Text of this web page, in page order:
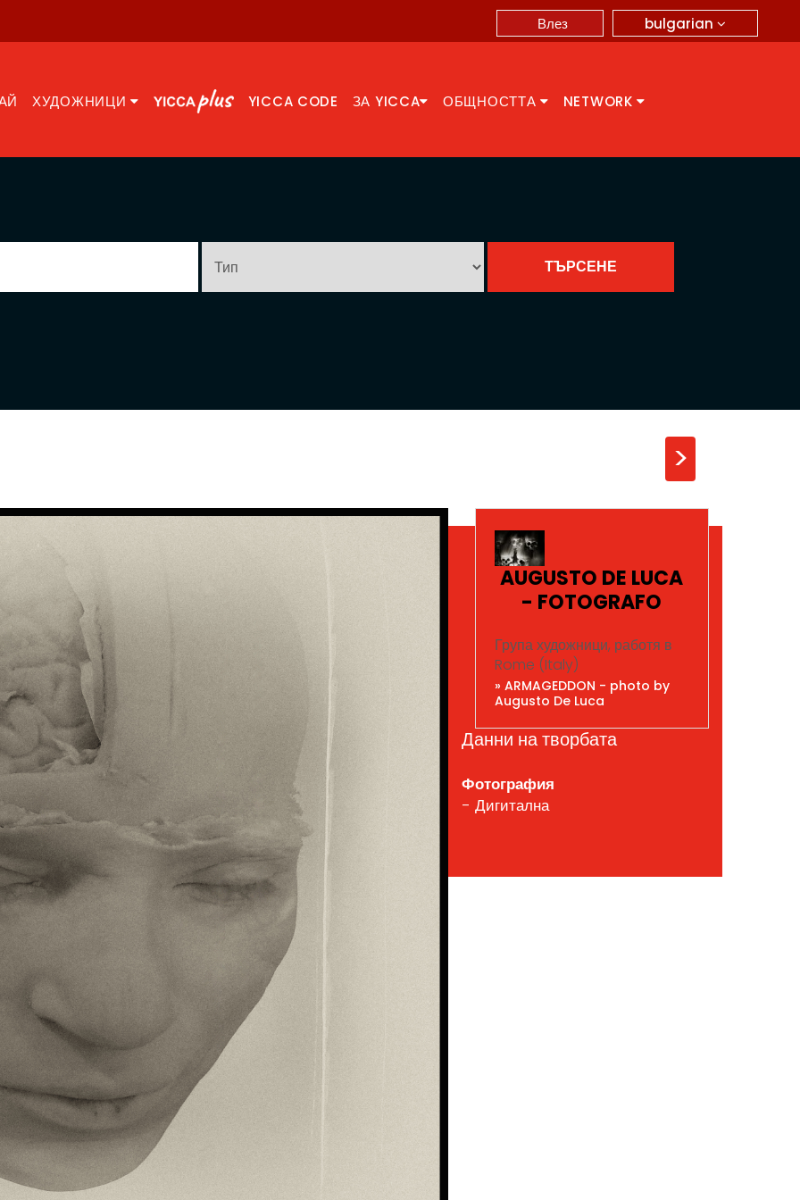
bulgarian
Влез
ХУДОЖНИЦИ YICCA CODE ЗА YICCA ОБЩНОСТТА NETWORK
>
AUGUSTO DE LUCA
- FOTOGRAFO
Група художници, работя в
Rome (Italy)
» ARMAGEDDON - photo by
Augusto De Luca
Данни на творбата
Фотография
- Дигитална